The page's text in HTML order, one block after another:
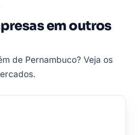
em outros
de Pernambuco? Veja os